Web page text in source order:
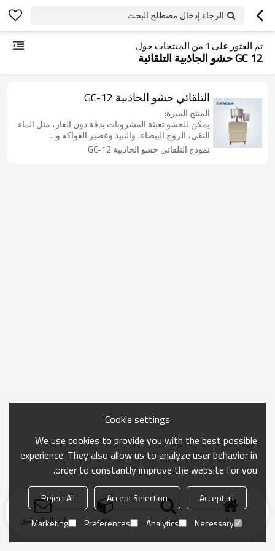
الرجاء إدخال مصطلح البحث
تم العثور على 1 من المنتجات حول
GC 12 حشو الجاذبية التلقائية
التلقائي حشو الجاذبية GC-12
المنتج الميزة:
يمكن للحشو تعبئة المشروبات بدقة دون الغاز، مثل الماء
النقي، الروح البيضاء، والنبيذ وعصير الفواكه و...
نموذج:التلقائي حشو الجاذبية GC-12
منزل بحث فئة ارسال التحقيق
Cookie settings
We use cookies to provide you with the best possible
experience. They also allow us to analyze user behavior in
order to constantly improve the website for you.
Accept all
Accept Selection
Reject All
Necessary
Analytics
Preferences
Marketing